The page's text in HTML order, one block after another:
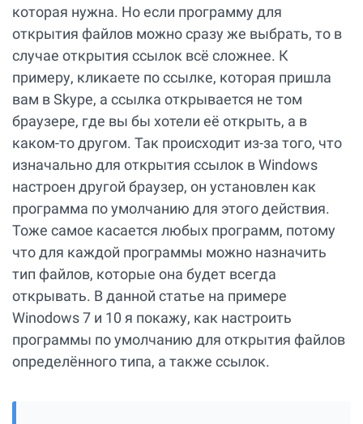
которая нужна. Но если программу для
открытия файлов можно сразу же выбрать, то в
случае открытия ссылок всё сложнее. К
примеру, кликаете по ссылке, которая пришла
вам в Skype, а ссылка открывается не том
браузере, где вы бы хотели её открыть, а в
каком-то другом. Так происходит из-за того, что
изначально для открытия ссылок в Windows
настроен другой браузер, он установлен как
программа по умолчанию для этого действия.
Тоже самое касается любых программ, потому
что для каждой программы можно назначить
тип файлов, которые она будет всегда
открывать. В данной статье на примере
Winodows 7 и 10 я покажу, как настроить
программы по умолчанию для открытия файлов
определённого типа, а также ссылок.